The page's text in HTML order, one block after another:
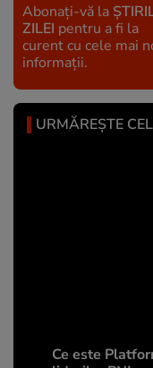
Abonați-vă la
ZILEI pentru a fi la
curent cu cele mai
informații.
URMĂREȘTE
Ce este